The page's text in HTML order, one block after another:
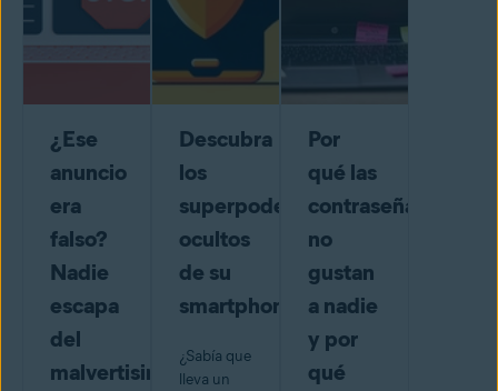
¿Ese
anuncio
era
falso?
Nadie
escapa
del
malvertising
Descubra
los
superpoderes
ocultos
de su
smartphone
¿Sabía que
lleva un
Por
qué las
contraseñas
no
gustan
a nadie
y por
qué